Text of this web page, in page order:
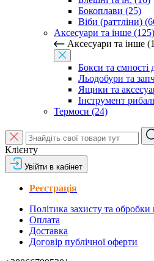
Бокоплави (25)
Віби (раттліни)
Аксесуари та інше (125)
Аксесуари та інше
Бокси та ємності
Льодобури та
Ящики та
Інструмент
Термоси (24)
Клієнту
Увійти в кабінет
Реєстрація
Політика захисту та
Оплата
Доставка
Договір публічної оферти